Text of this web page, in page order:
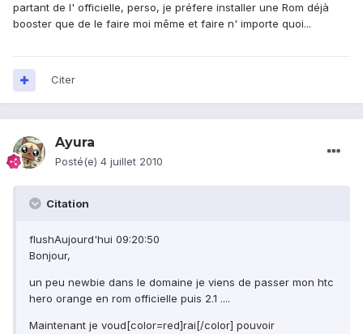
partant de l' officielle, perso, je préfere installer une Rom déjà
booster que de le faire moi même et faire n' importe quoi...
Citer
Ayura
Posté(e) 4 juillet 2010
Citation
flushAujourd'hui 09:20:50
Bonjour,
un peu newbie dans le domaine je viens de passer mon htc
hero orange en rom officielle puis 2.1 ....
Maintenant je voud[color=red]rai[/color] pouvoir